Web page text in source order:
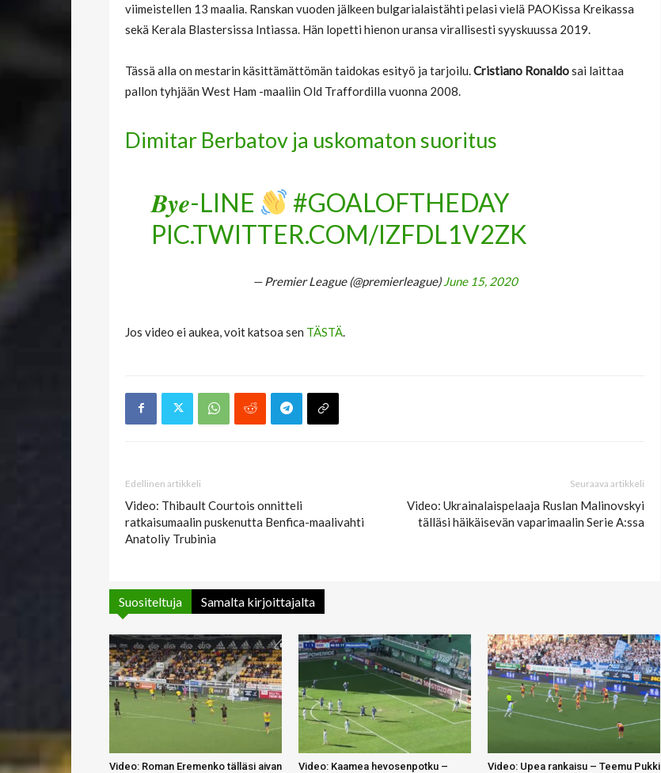
viimeistellen 13 maalia. Ranskan vuoden jälkeen bulgarialaistähti pelasi vielä PAOKissa Kreikassa
sekä Kerala Blastersissa Intiassa. Hän lopetti hienon uransa virallisesti syyskuussa 2019.
Tässä alla on mestarin käsittämättömän taidokas esityö ja tarjoilu. Cristiano Ronaldosai laittaa
pallon tyhjään West Ham -maaliin Old Traffordilla vuonna 2008.
Dimitar Berbatov ja uskomaton suoritus
𝑩𝒚𝒆-LINE
#GOALOFTHEDAY
PIC.TWITTER.COM/IZFDL1V2ZK
— Premier League (@premierleague) June 15, 2020
Jos video ei aukea, voit katsoa sen TÄSTÄ
Edellinen artikkeli
Video: Thibault Courtois onnitteli
ratkaisumaalin puskenutta Benfica-maalivahti
Anatoliy Trubinia
Seuraava artikkeli
Video: Ukrainalaispelaaja Ruslan Malinovskyi
tälläsi häikäisevän vaparimaalin Serie A:ssa
Suositeltuja Samalta kirjoittajalta
Video: Roman Eremenko tälläsi aivan
Video: Kaamea hevosenpotku –
Video: Upea rankaisu – Teemu Pukki